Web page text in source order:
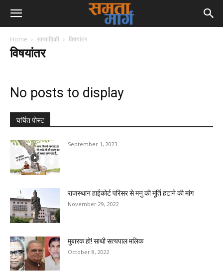
Home साप्ताहिकी विषयांतर
विषयांतर
No posts to display
चर्चित पोस्ट
September 1, 2023
राजस्थान हाईकोर्ट परिसर से मनु की मूर्ति हटाने की मांग
November 29, 2022
मुबारक हो! साथी सत्यपाल मलिक
October 8, 2022